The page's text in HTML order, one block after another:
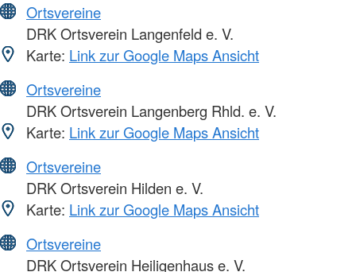
Ortsvereine
DRK Ortsverein Langenfeld e. V.
Karte: Link zur Google Maps Ansicht
Ortsvereine
DRK Ortsverein Langenberg Rhld. e. V.
Karte: Link zur Google Maps Ansicht
Ortsvereine
DRK Ortsverein Hilden e. V.
Karte: Link zur Google Maps Ansicht
Ortsvereine
DRK Ortsverein Heiligenhaus e. V.